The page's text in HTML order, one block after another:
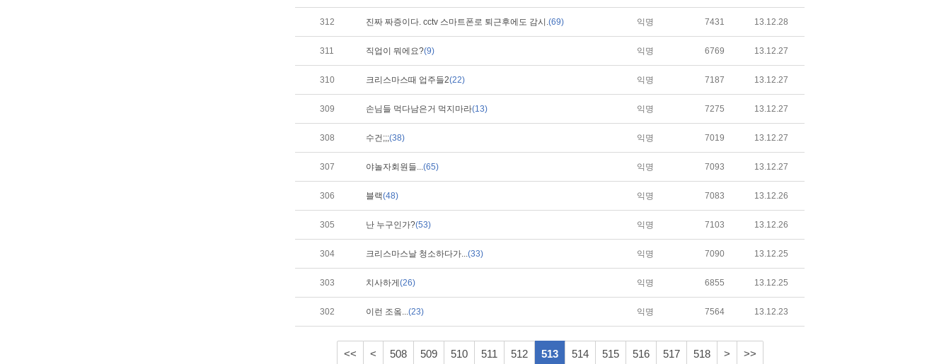
312 진짜 짜증이다. cctv 스마트폰로 퇴근후에도 감시.(69) 익명 7431 13.12.28
311 직업이 뭐에요?(9) 익명 6769 13.12.27
310 크리스마스때 업주들2(22) 익명 7187 13.12.27
309 손님들 먹다남은거 먹지마라(13) 익명 7275 13.12.27
308 수건;;;(38) 익명 7019 13.12.27
307 야놀자회원들...(65) 익명 7093 13.12.27
306 블랙(48) 익명 7083 13.12.26
305 난 누구인가?(53) 익명 7103 13.12.26
304 크리스마스날 청소하다가...(33) 익명 7090 13.12.25
303 치사하게 (26) 익명 6855 13.12.25
302 이런 조옼...(23) 익명 7564 13.12.23
<< < 508 509 510 511 512 513 514 515 516 517 518 > >>